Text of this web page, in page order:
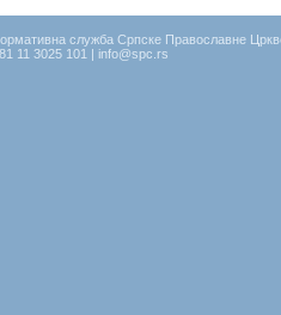
служба Српске Православне
11 3025 101 | info@spc.rs